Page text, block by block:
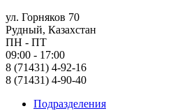
ул. Горняков 70
Рудный, Казахстан
ПН - ПТ
09:00 - 17:00
8 (71431) 4-92-16
8 (71431) 4-90-40
Подразделения